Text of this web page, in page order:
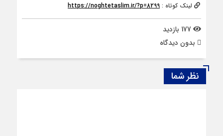
لینک کوتاه : https://noghtetaslim.ir/?p=8299
بدون دیدگاه
نظر شما